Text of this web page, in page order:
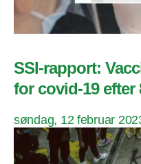
SSI-rapport:
for covid-19 efter
søndag, 12 februar